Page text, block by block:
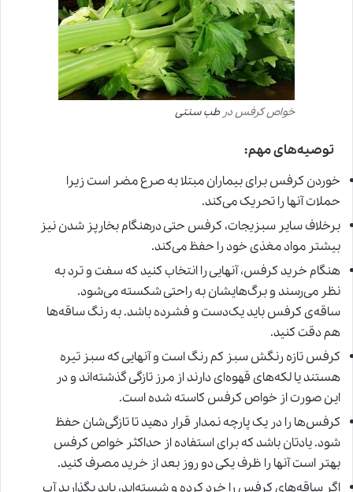
خواص کرفس در طب سنتی
توصیه‌های مهم:
خوردن کرفس برای بیماران مبتلا به صرع مضر است زیرا
حملات آنها را تحریک می‌کند.
برخلاف سایر سبزیجات، کرفس حتی درهنگام بخارپز شدن نیز
بیشتر مواد مغذی‌ خود را حفظ می‌کند.
هنگام خرید کرفس، آنهایی را انتخاب کنید که سفت و ترد به
نظر می‌رسند و برگ‌هایشان به راحتی شکسته می‌شود.
ساقه‌ی کرفس باید یک‌دست و فشرده باشد. به رنگ ساقه‌ها
هم دقت کنید.
کرفس تازه رنگش سبز کم رنگ است و آنهایی که سبز تیره
هستند یا لکه‌های قهوه‌ای دارند از مرز تازگی گذشته‌اند و در
این صورت از خواص کرفس کاسته شده است.
کرفس‌ها را در یک پارچه نمدار قرار دهید تا تازگی‌شان حفظ
شود. یادتان باشد که برای استفاده از حداکثر خواص کرفس
بهتر است آنها را ظرف یکی دو روز بعد از خرید مصرف کنید.
اگر ساقه‌های کرفس را خرد کرده و شسته‌اید، باید بگذارید آب